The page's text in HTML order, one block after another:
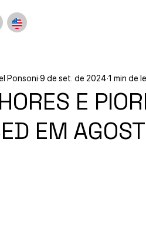
E
EM
Ponsoni9 de set. de 2024 1 min de